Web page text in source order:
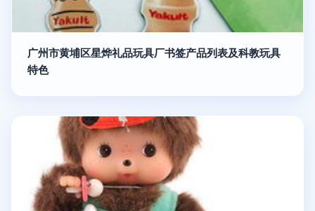
广州市黄埔区星烨礼品玩具厂书签产品列表及科教玩具
特色